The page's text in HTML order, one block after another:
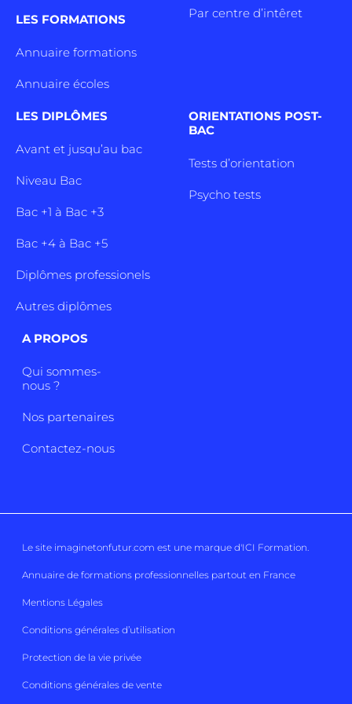
LES FORMATIONS
Annuaire formations
Annuaire écoles
Par centre d’intêret
LES DIPLÔMES
Avant et jusqu’au bac
Niveau Bac
Bac +1 à Bac +3
Bac +4 à Bac +5
Diplômes professionels
Autres diplômes
ORIENTATIONS POST-
BAC
Tests d’orientation
Psycho tests
A PROPOS
Qui sommes-
nous ?
Nos partenaires
Contactez-nous
Le site imaginetonfutur.com est une marque d'ICI Formation.
Annuaire de formations professionnelles partout en France
Mentions Légales
Conditions générales d’utilisation
Protection de la vie privée
Conditions générales de vente